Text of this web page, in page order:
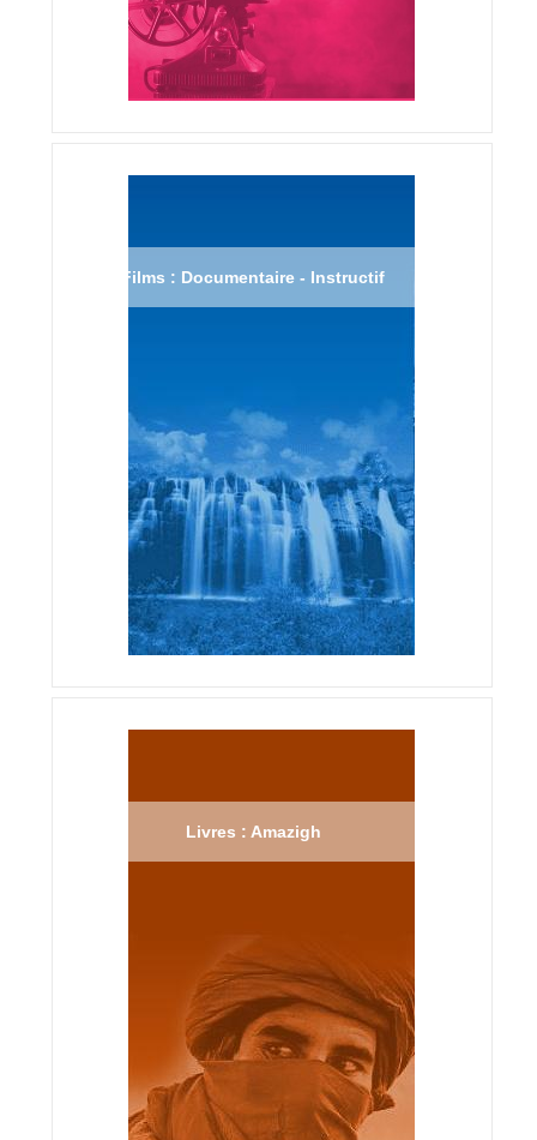
Films : Documentaire - Instructif
Livres : Amazigh